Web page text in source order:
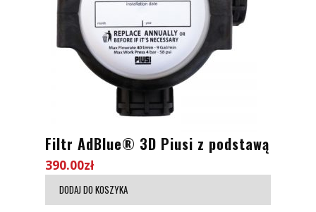
Filtr AdBlue® 3D Piusi z podstawą
390.00zł
DODAJ DO KOSZYKA